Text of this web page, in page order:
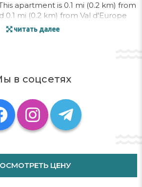
apartment is 0.1 mi (0.2 km) from
0.1 mi (0.2 km) from Val d'Europe
and an elevator. Free self parking
apply and vary depending on property
читать далее
в соцсетях
ЦЕНУ